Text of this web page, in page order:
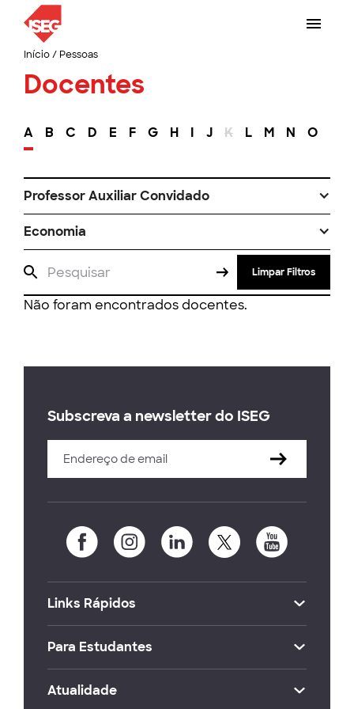
Início/ Pessoas
Docentes
A B C D E F G H I J K L M N O
Professor Auxiliar Convidado
Economia
Limpar Filtros
Não foram encontrados docentes.
Subscreva a newsletter do ISEG
Links Rápidos
Para Estudantes
Atualidade